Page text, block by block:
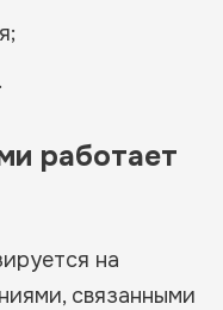
работает
на
связанными